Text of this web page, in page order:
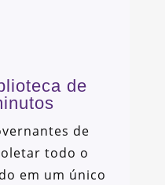
de
de
todo o
em um único